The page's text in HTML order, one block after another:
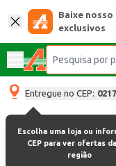
Baixe nosso
exclusivos
Entregue no CEP:
Escolha uma loja ou
CEP para ver ofertas
região